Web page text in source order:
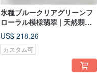
氷種ブルークリアグリーンフ
ローラル模様翡翠 | 天然翡翠
ピアス
US$ 218.26
カスタム可